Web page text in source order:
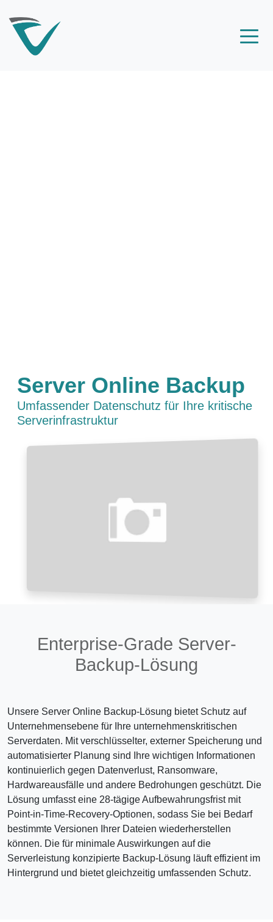
Server Online Backup
Umfassender Datenschutz für Ihre kritische
Serverinfrastruktur
Enterprise-Grade Server-
Backup-Lösung
Unsere Server Online Backup-Lösung bietet Schutz auf
Unternehmensebene für Ihre unternehmenskritischen
Serverdaten. Mit verschlüsselter, externer Speicherung und
automatisierter Planung sind Ihre wichtigen Informationen
kontinuierlich gegen Datenverlust, Ransomware,
Hardwareausfälle und andere Bedrohungen geschützt. Die
Lösung umfasst eine 28-tägige Aufbewahrungsfrist mit
Point-in-Time-Recovery-Optionen, sodass Sie bei Bedarf
bestimmte Versionen Ihrer Dateien wiederherstellen
können. Die für minimale Auswirkungen auf die
Serverleistung konzipierte Backup-Lösung läuft effizient im
Hintergrund und bietet gleichzeitig umfassenden Schutz.